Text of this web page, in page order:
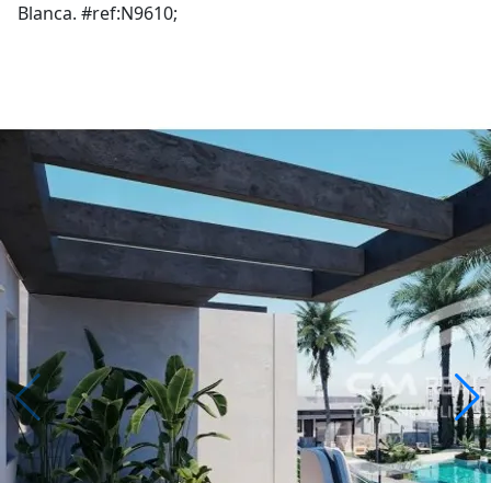
Blanca. #ref:N9610;